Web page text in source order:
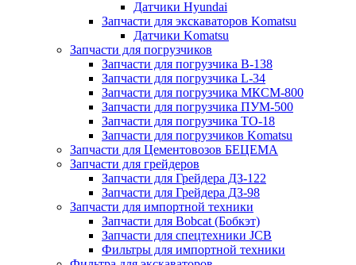
Датчики Hyundai
Запчасти для экскаваторов Komatsu
Датчики Komatsu
Запчасти для погрузчиков
Запчасти для погрузчика B-138
Запчасти для погрузчика L-34
Запчасти для погрузчика МКСМ-800
Запчасти для погрузчика ПУМ-500
Запчасти для погрузчика ТО-18
Запчасти для погрузчиков Komatsu
Запчасти для Цементовозов БЕЦЕМА
Запчасти для грейдеров
Запчасти для Грейдера ДЗ-122
Запчасти для Грейдера ДЗ-98
Запчасти для импортной техники
Запчасти для Bobcat (Бобкэт)
Запчасти для спецтехники JCB
Фильтры для импортной техники